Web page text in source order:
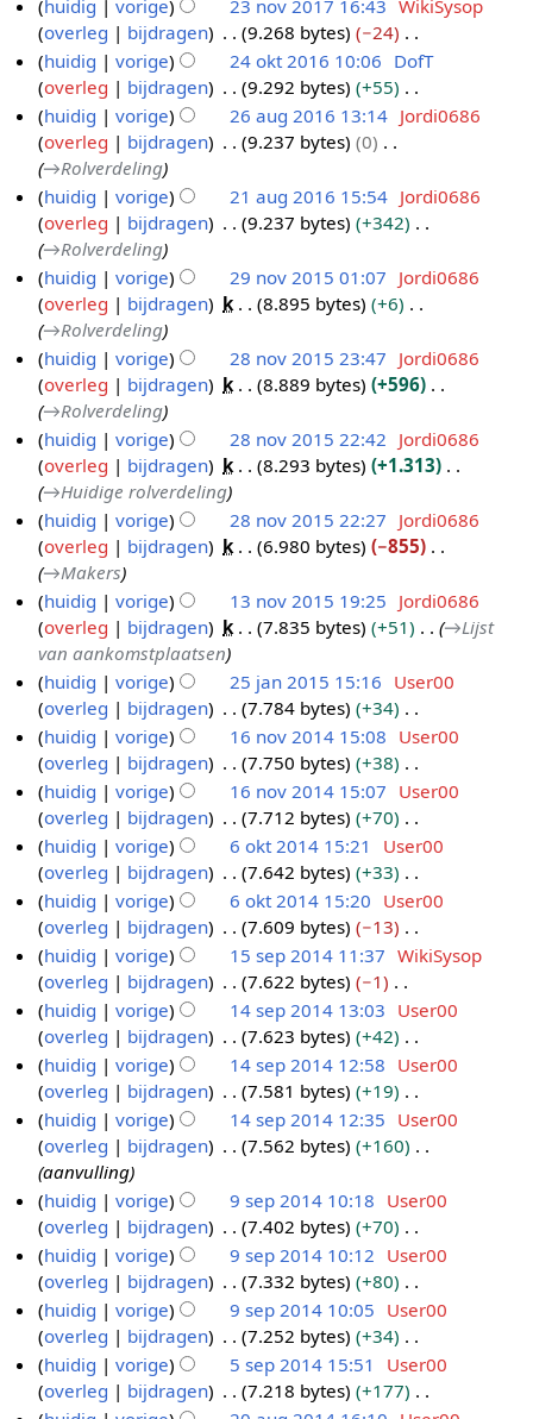
o
2
1
n
b
e
w
e
r
k
i
n
g
s
s
a
m
e
n
v
a
t
t
i
n
g
3
o
2
7
e
e
n
b
e
w
e
r
k
i
n
g
s
s
a
m
e
n
v
a
t
t
i
n
g
huidig vorige 23 nov 2017 16:43 WikiSysop
overleg
bijdragen 9.268 bytes
−24
G
e
e
n
b
e
w
e
r
k
i
n
g
s
s
a
m
e
n
v
a
t
t
i
n
g
4
1
huidig vorige 24 okt 2016 10:06 DofT
overleg
bijdragen 9.292 bytes
+55
G
e
e
n
b
e
w
e
r
k
i
n
g
s
s
a
m
e
n
v
a
t
t
i
n
g
a
2
6
huidig vorige 26 aug 2016 13:14 Jordi0686
overleg
bijdragen 9.237 bytes
0
→Rolverdeling
a
2
6
huidig vorige 21 aug 2016 15:54 Jordi0686
overleg
bijdragen 9.237 bytes
+342
→Rolverdeling
n
2
5
huidig vorige 29 nov 2015 01:07 Jordi0686
overleg
bijdragen k 8.895 bytes
+6
→Rolverdeling
n
2
5
huidig vorige 28 nov 2015 23:47 Jordi0686
overleg
bijdragen k 8.889 bytes
+596
→Rolverdeling
huidig
vorige 28 nov 2015 22:42 Jordi0686
overleg
bijdragen k 8.293 bytes
+1.313
→Huidige rolverdeling
huidig
vorige 28 nov 2015 22:27 Jordi0686
overleg
bijdragen k 6.980 bytes
−855
→Makers
n
v
0
5
huidig vorige 13 nov 2015 19:25 Jordi0686
overleg
bijdragen k 7.835 bytes +51 →Lijst
van aankomstplaatsen
5
a
2
1
huidig vorige 25 jan 2015 15:16 User00
overleg
bijdragen 7.784 bytes
+34
G
e
e
n
b
e
w
e
r
k
i
n
g
s
s
a
m
e
n
v
a
t
t
i
n
g
6
o
2
1
huidig vorige 16 nov 2014 15:08 User00
overleg
bijdragen 7.750 bytes
+38
G
e
e
n
b
e
w
e
r
k
i
n
g
s
s
a
m
e
n
v
a
t
t
i
huidig vorige 16 nov 2014 15:07 User00
overleg
bijdragen 7.712 bytes
+70
G
e
e
n
b
e
w
e
r
k
i
n
g
s
s
a
m
e
n
v
a
t
o
0
4
huidig vorige 6 okt 2014 15:21
User00
overleg
bijdragen 7.642 bytes
+33
G
e
e
n
b
e
w
e
r
k
i
n
g
s
s
a
m
e
n
v
huidig vorige 6 okt 2014 15:20 User00
overleg
bijdragen 7.609 bytes
−13
G
e
e
n
b
e
w
e
r
k
i
n
g
s
s
a
m
e
5
e
2
4
huidig vorige 15 sep 2014 11:37 WikiSysop
overleg
bijdragen 7.622 bytes
−1
G
e
e
n
b
e
w
e
r
k
i
n
g
s
s
a
4
e
0
4
huidig vorige 14 sep 2014 13:03 User00
overleg
bijdragen 7.623 bytes
+42
G
e
e
n
b
e
w
e
r
k
i
n
g
s
huidig vorige 14 sep 2014 12:58 User00
overleg
bijdragen 7.581 bytes
+19
G
e
e
n
b
e
w
e
r
k
i
n
huidig vorige 14 sep 2014 12:35 User00
overleg
bijdragen 7.562 bytes
+160
aanvulling
s
p
0
huidig vorige 9 sep 2014 10:18 User00
overleg
bijdragen 7.402 bytes
+70
G
e
e
n
b
e
w
huidig vorige 9 sep 2014 10:12 User00
overleg
bijdragen 7.332 bytes
+80
G
e
e
n
b
huidig vorige 9 sep 2014 10:05 User00
overleg
bijdragen 7.252 bytes
+34
G
e
e
huidig vorige 5 sep 2014 15:51
User00
overleg
bijdragen 7.218 bytes
+177